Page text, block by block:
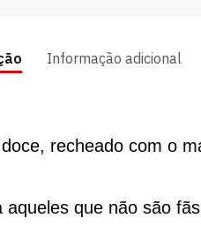
Informação adicional
recheado com o
que não são